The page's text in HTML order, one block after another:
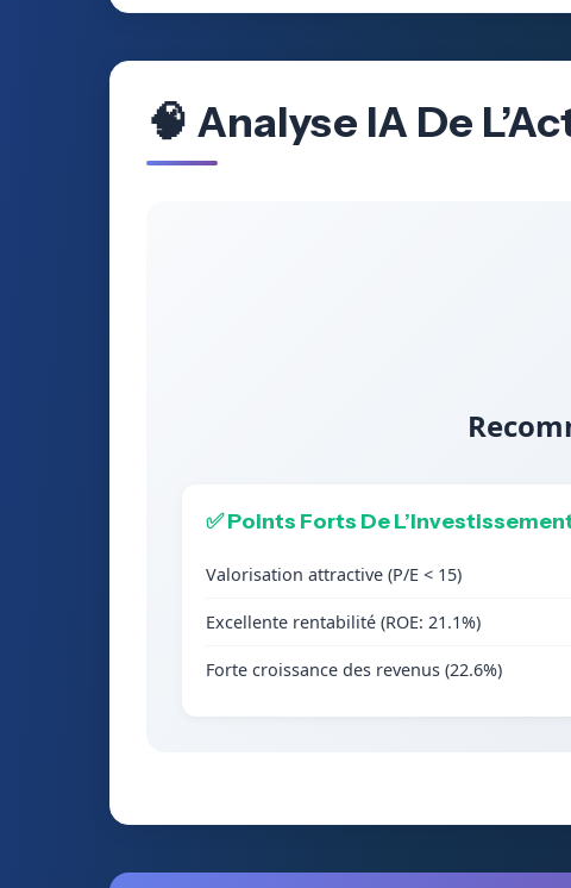
🧠 Analyse IA De
✅ Points Forts De
Valorisation attractive (P/E < 15)
Excellente rentabilité (ROE: 21.1%)
Forte croissance des revenus (22.6%)